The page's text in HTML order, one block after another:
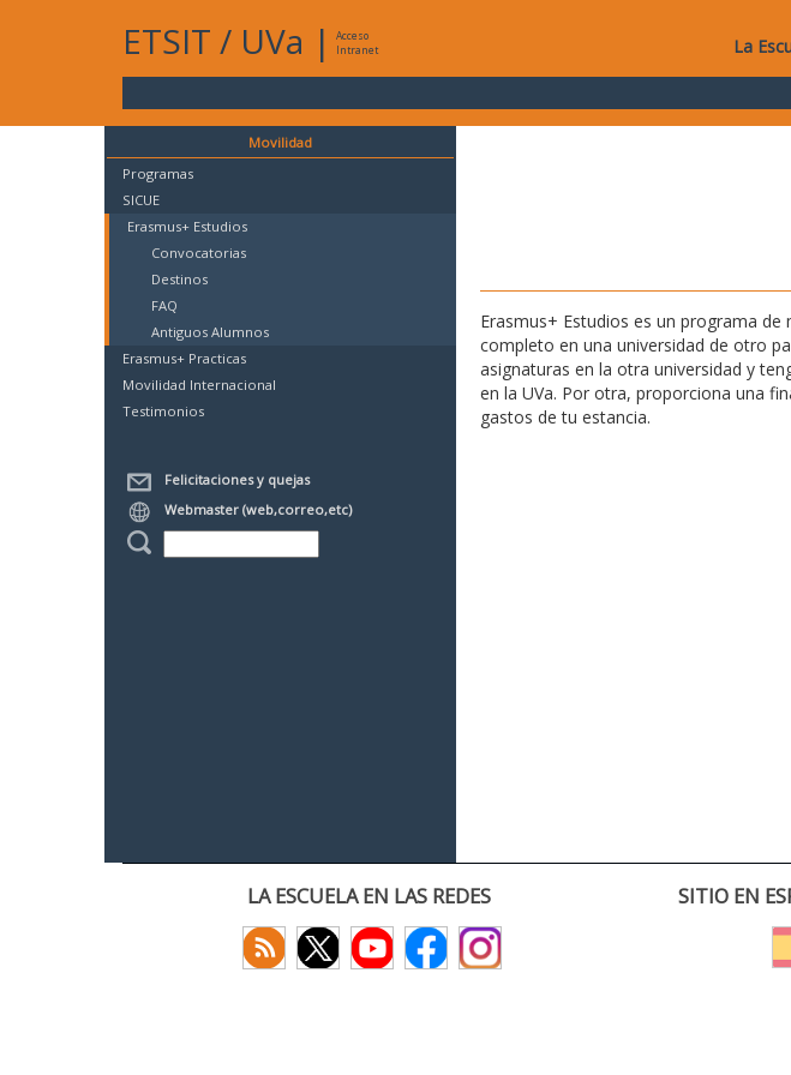
ETSIT / UVa |
Acceso
Intranet
La
Movilidad
Programas
SICUE
Erasmus+ Estudios
Convocatorias
Destinos
FAQ
Antiguos Alumnos
Erasmus+ Practicas
Movilidad Internacional
Testimonios
Felicitaciones y quejas
Webmaster (web,correo,etc)
Erasmus+ Estudios es un programa
completo en una universidad de otro
asignaturas en la otra universidad y
en la UVa. Por otra, proporciona una
gastos de tu estancia.
LA ESCUELA EN LAS REDES SITIO EN